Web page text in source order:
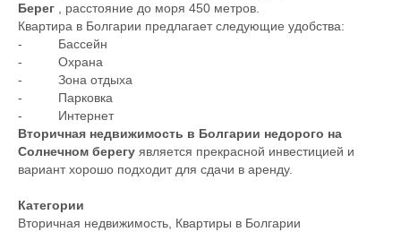
Берег , расстояние до моря 450 метров.
Квартира в Болгарии предлагает следующие удобства:
- Бассейн
- Охрана
- Зона отдыха
- Парковка
- Интернет
Вторичная недвижимость в Болгарии недорого на
Солнечном берегу является прекрасной инвестицией и
вариант хорошо подходит для сдачи в аренду.
Категории
Вторичная недвижимость, Квартиры в Болгарии